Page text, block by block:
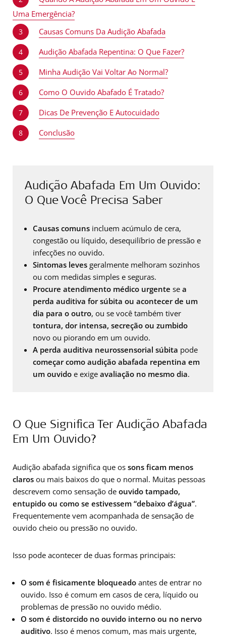
Uma Emergência?
3 Causas Comuns Da Audição Abafada
4 Audição Abafada Repentina: O Que Fazer?
5 Minha Audição Vai Voltar Ao Normal?
6 Como O Ouvido Abafado É Tratado?
7 Dicas De Prevenção E Autocuidado
8 Conclusão
Audição Abafada Em Um Ouvido:
O Que Você Precisa Saber
Causas comuns incluem acúmulo de cera,
congestão ou líquido, desequilíbrio de pressão e
infecções no ouvido.
Sintomas leves geralmente melhoram sozinhos
ou com medidas simples e seguras.
Procure atendimento médico urgente se a
perda auditiva for súbita ou acontecer de um
dia para o outro, ou se você também tiver
tontura, dor intensa, secreção ou zumbido
novo ou piorando em um ouvido.
A perda auditiva neurossensorial súbita pode
começar como audição abafada repentina em
um ouvido e exige avaliação no mesmo dia.
O Que Significa Ter Audição Abafada
Em Um Ouvido?
Audição abafada significa que os sons ficam menos
claros ou mais baixos do que o normal. Muitas pessoas
descrevem como sensação de ouvido tampado,
entupido ou como se estivessem “debaixo d’água”.
Frequentemente vem acompanhada de sensação de
ouvido cheio ou pressão no ouvido.
Isso pode acontecer de duas formas principais:
O som é fisicamente bloqueado antes de entrar no
ouvido. Isso é comum em casos de cera, líquido ou
problemas de pressão no ouvido médio.
O som é distorcido no ouvido interno ou no nervo
auditivo. Isso é menos comum, mas mais urgente,